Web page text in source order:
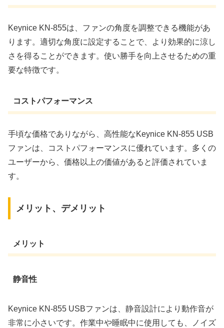
Keynice KN-855は、ファンの角度を調整できる機能があ
ります。適切な角度に設定することで、より効果的に涼し
さを得ることができます。使い勝手を向上させるための重
要な特徴です。
コストパフォーマンス
手頃な価格でありながら、高性能なKeynice KN-855 USB
ファンは、コストパフォーマンスに優れています。多くの
ユーザーから、価格以上の価値があると評価されていま
す。
メリット、デメリット
メリット
静音性
Keynice KN-855 USBファンは、静音設計により動作音が
非常に小さいです。作業中や睡眠中に使用しても、ノイズ